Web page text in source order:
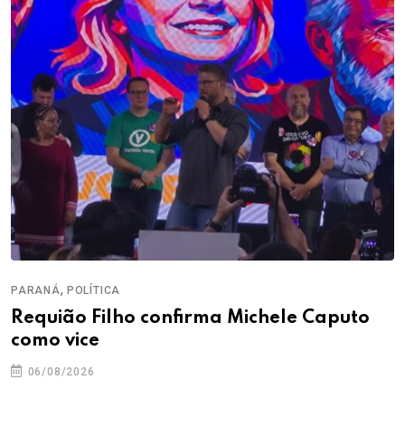
PARANÁ, POLÍTICA
Requião Filho confirma Michele Caputo
como vice
06/08/2026